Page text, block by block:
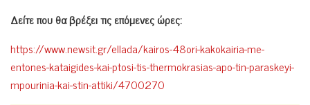
Δείτε που θα βρέξει τις επόμενες ώρες:
https://www.newsit.gr/ellada/kairos-48ori-kakokairia-me-
entones-kataigides-kai-ptosi-tis-thermokrasias-apo-tin-paraskeyi-
mpourinia-kai-stin-attiki/4700270